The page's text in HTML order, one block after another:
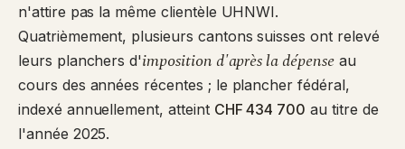
n'attire pas la même clientèle UHNWI.
Quatrièmement, plusieurs cantons suisses ont relevé
leurs planchers d'imposition d'après la dépenseau
cours des années récentes ; le plancher fédéral,
indexé annuellement, atteint CHF 434 700 au titre de
l'année 2025.